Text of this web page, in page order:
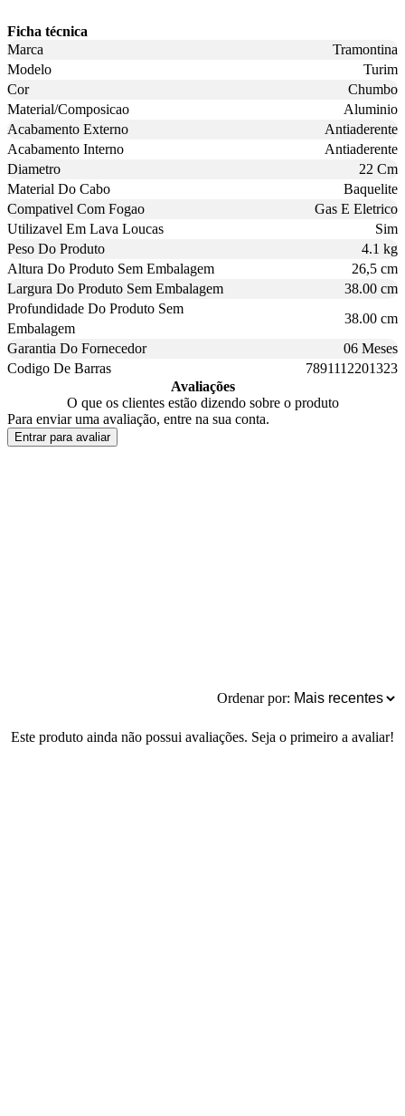
Ficha técnica
Marca
Tramontina
Modelo
Turim
Cor
Chumbo
Material/Composicao
Aluminio
Acabamento Externo
Antiaderente
Acabamento Interno
Antiaderente
Diametro
22 Cm
Material Do Cabo
Baquelite
Compativel Com Fogao
Gas E Eletrico
Utilizavel Em Lava Loucas
Sim
Peso Do Produto
4.1 kg
Altura Do Produto Sem Embalagem
26,5 cm
Largura Do Produto Sem Embalagem
38.00 cm
Profundidade Do Produto Sem
Embalagem
38.00 cm
Garantia Do Fornecedor
06 Meses
Codigo De Barras
7891112201323
Avaliações
O que os clientes estão dizendo sobre o produto
Para enviar uma avaliação, entre na sua conta.
Entrar para avaliar
Ordenar por:
Este produto ainda não possui avaliações. Seja o primeiro a avaliar!